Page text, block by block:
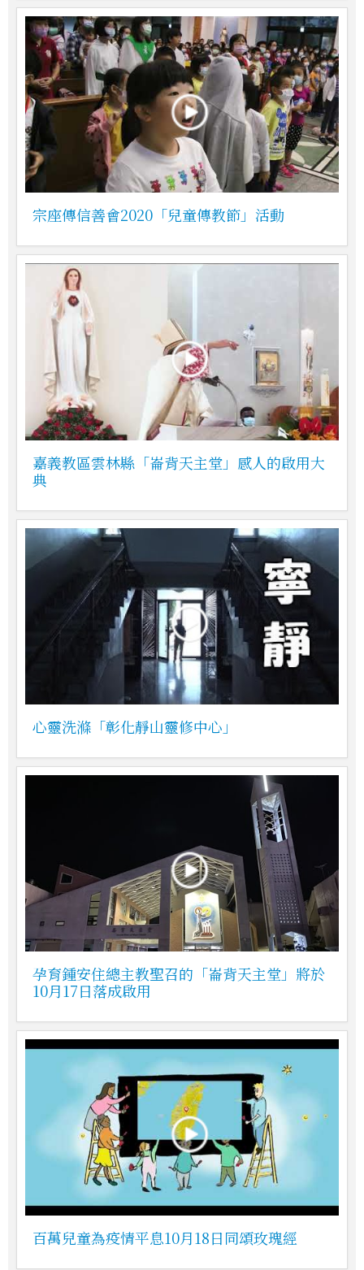
宗座傳信善會2020「兒童傳教節」活動
嘉義教區雲林縣「崙背天主堂」感人的啟用大
典
心靈洗滌「彰化靜山靈修中心」
孕育鍾安住總主教聖召的「崙背天主堂」將於
10月17日落成啟用
百萬兒童為疫情平息10月18日同頌玫瑰經